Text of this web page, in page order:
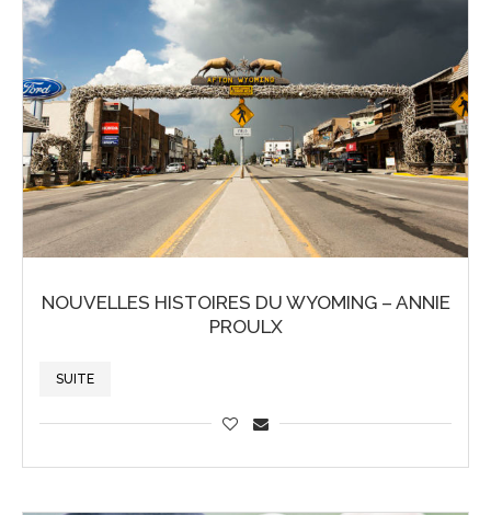
NOUVELLES HISTOIRES DU WYOMING – ANNIE
PROULX
SUITE